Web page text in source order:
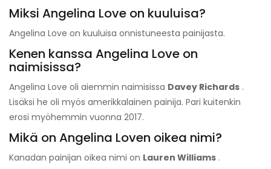
Miksi Angelina Love on kuuluisa?
Angelina Love on kuuluisa onnistuneesta painijasta.
Kenen kanssa Angelina Love on
naimisissa?
Angelina Love oli aiemmin naimisissa Davey Richards .
Lisäksi he oli myös amerikkalainen painija. Pari kuitenkin
erosi myöhemmin vuonna 2017.
Mikä on Angelina Loven oikea nimi?
Kanadan painijan oikea nimi on Lauren Williams .